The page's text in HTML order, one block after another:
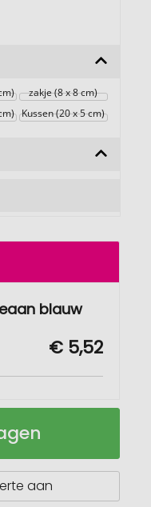
zakje (8 x 8 cm)
Kussen (20 x 5 cm)
blauw
€ 5,52
aan